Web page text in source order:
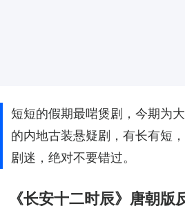
短短的假期最啱煲剧，今期为
的内地古装悬疑剧，有长有短
剧迷，绝对不要错过。
《长安十二时辰》唐朝